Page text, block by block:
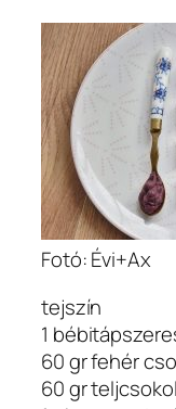
Fotó: Évi+Ax
tejszín
1
60 gr fehér
60 gr